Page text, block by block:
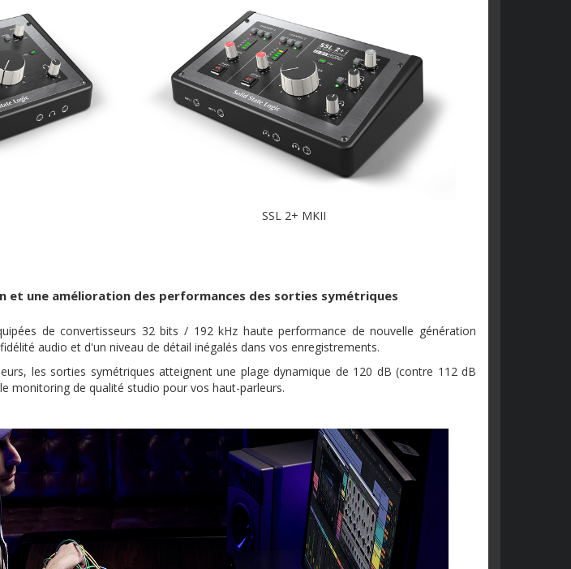
SSL 2+ MKII
et une amélioration des performances des sorties symétriques
de convertisseurs 32 bits / 192 kHz haute performance de nouvelle génération
audio et d'un niveau de détail inégalés dans vos enregistrements.
les sorties symétriques atteignent une plage dynamique de 120 dB (contre 112 dB
monitoring de qualité studio pour vos haut-parleurs.